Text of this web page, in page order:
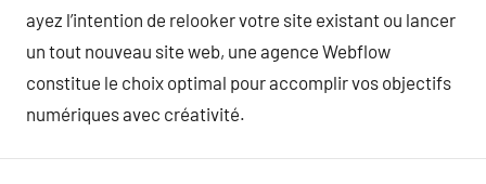
ayez l’intention de relooker votre site existant ou lancer
un tout nouveau site web, une agence Webflow
constitue le choix optimal pour accomplir vos objectifs
numériques avec créativité.